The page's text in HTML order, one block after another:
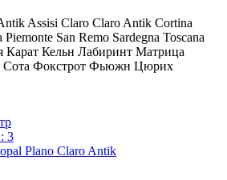
Assisi Claro Claro Antik Cortina
Piemonte San Remo Sardegna Toscana
Карат Кельн Лабиринт Матрица
Сота Фокстрот Фьюжн Цюрих
3
Plano Claro Antik